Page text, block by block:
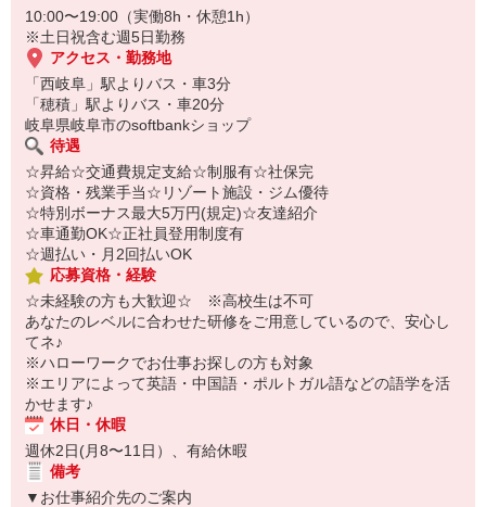
10:00〜19:00（実働8h・休憩1h）
※土日祝含む週5日勤務
アクセス・勤務地
「西岐阜」駅よりバス・車3分
「穂積」駅よりバス・車20分
岐阜県岐阜市のsoftbankショップ
待遇
☆昇給☆交通費規定支給☆制服有☆社保完
☆資格・残業手当☆リゾート施設・ジム優待
☆特別ボーナス最大5万円(規定)☆友達紹介
☆車通勤OK☆正社員登用制度有
☆週払い・月2回払いOK
応募資格・経験
☆未経験の方も大歓迎☆ ※高校生は不可
あなたのレベルに合わせた研修をご用意しているので、安心し
てネ♪
※ハローワークでお仕事お探しの方も対象
※エリアによって英語・中国語・ポルトガル語などの語学を活
かせます♪
休日・休暇
週休2日(月8〜11日）、有給休暇
備考
▼お仕事紹介先のご案内